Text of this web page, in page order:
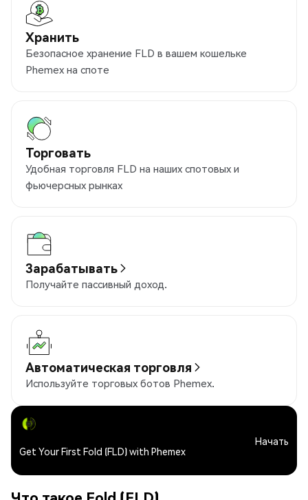
Хранить
Безопасное хранение FLD в вашем кошельке
Phemex на споте
Торговать
Удобная торговля FLD на наших спотовых и
фьючерсных рынках
Зарабатывать
Получайте пассивный доход.
Автоматическая торговля
Используйте торговых ботов Phemex.
Get Your First Fold (FLD) with Phemex
Начать